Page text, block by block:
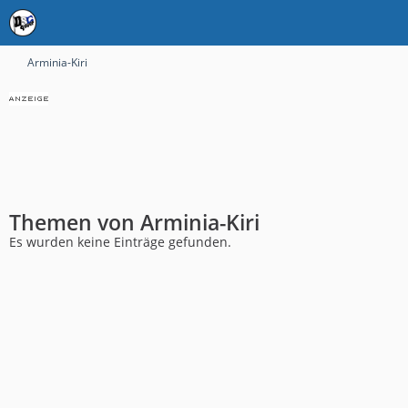
Arminia-Kiri
Themen von Arminia-Kiri
Es wurden keine Einträge gefunden.